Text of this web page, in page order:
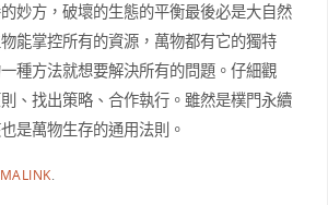
妙方，破壞的生態的平衡最後必是大自然
能掌控所有的資源，萬物都有它的獨特
種方法就想要解決所有的問題。仔細觀
、找出策略、合作執行。雖然是樸門永續
是萬物生存的通用法則。
.